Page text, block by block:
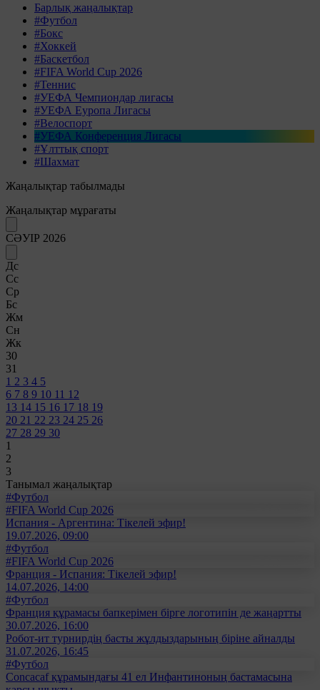
Барлық жаңалықтар
#Футбол
#Бокс
#Хоккей
#Баскетбол
#FIFA World Cup 2026
#Теннис
#УЕФА Чемпиондар лигасы
#УЕФА Еуропа Лигасы
#Велоспорт
#УЕФА Конференция Лигасы
#Ұлттық спорт
#Шахмат
Жаңалықтар табылмады
Жаңалықтар мұрағаты
СӘУІР 2026
Дс
Сс
Ср
Бс
Жм
Сн
Жк
30
31
1 2 3 4 5
6 7 8 9 10 11 12
13 14 15 16 17 18 19
20 21 22 23 24 25 26
27 28 29 30
1
2
3
Танымал жаңалықтар
#Футбол
#FIFA World Cup 2026
Испания - Аргентина: Тікелей эфир!
19.07.2026, 09:00
#Футбол
#FIFA World Cup 2026
Франция - Испания: Тікелей эфир!
14.07.2026, 14:00
#Футбол
Франция құрамасы бапкерімен бірге логотипін де жаңартты
30.07.2026, 16:00
Робот-ит турнирдің басты жұлдыздарының біріне айналды
31.07.2026, 16:45
#Футбол
Concacaf құрамындағы 41 ел Инфантиноның бастамасына